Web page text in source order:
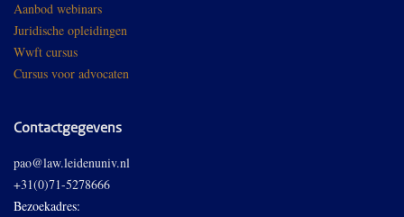
Aanbod webinars
Juridische opleidingen
Wwft cursus
Cursus voor advocaten
Contactgegevens
pao@law.leidenuniv.nl
+31(0)71-5278666
Bezoekadres: